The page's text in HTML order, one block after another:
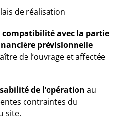
de réalisation
compatibilité avec la partie
prévisionnelle
de l’ouvrage et affectée
de l’opération au
contraintes du
site.